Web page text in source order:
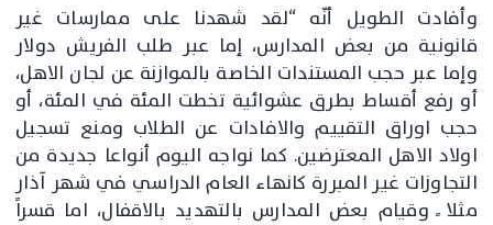
وأفادت الطويل أنّه “لقد شهدنا على ممارسات غير
قانونية من بعض المدارس، إما عبر طلب الفريش دولار
وإما عبر حجب المستندات الخاصة بالموازنة عن لجان الاهل،
أو رفع أقساط بطرق عشوائية تخطت المئة في المئة، أو
حجب اوراق التقييم والافادات عن الطلاب ومنع تسجيل
اولاد الاهل المعترضين. كما نواجه اليوم أنواعا جديدة من
التجاوزات غير المبررة كانهاء العام الدراسي في شهر آذار
مثلا ً وقيام بعض المدارس بالتهديد بالاقفال، اما قسراً